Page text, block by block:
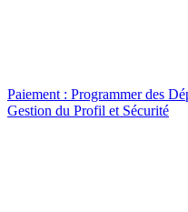
Paiement : Programmer des
Gestion du Profil et Sécurité